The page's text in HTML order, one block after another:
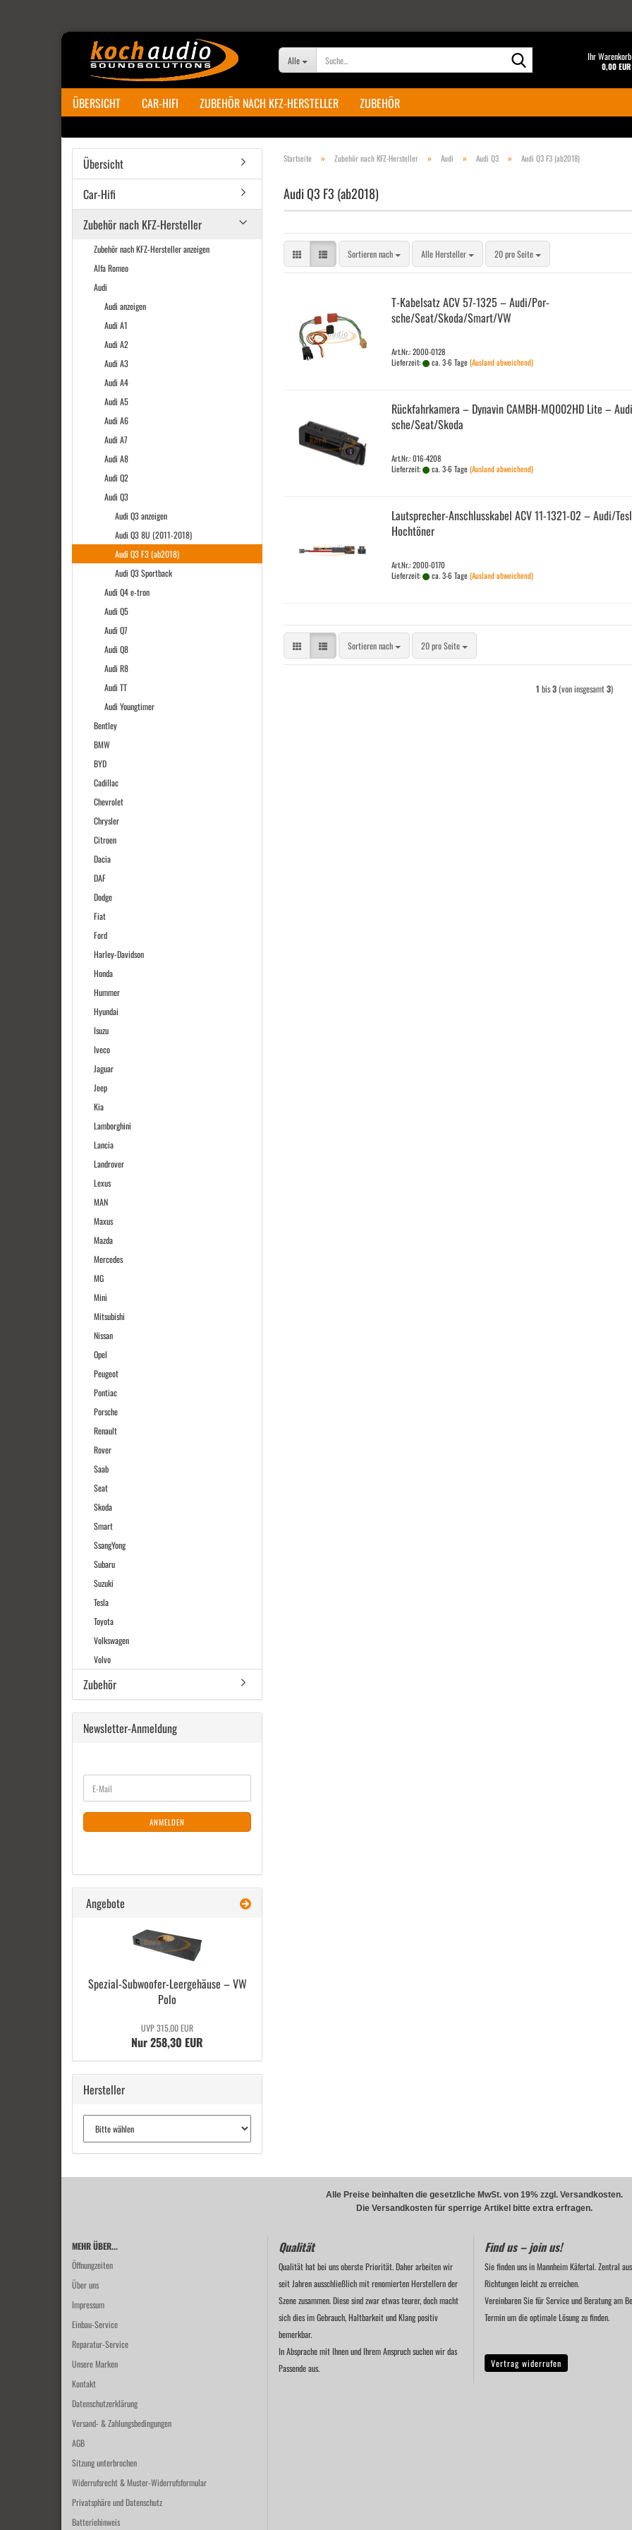
Alle Ihr Warenkorb
0,00 EUR
ÜBERSICHT CAR-HIFI ZUBEHÖR NACH KFZ-HERSTELLER ZUBEHÖR
Startseite » Zubehör nach KFZ-Hersteller » Audi » Audi Q3 » Audi Q3 F3 (ab2018)
Audi Q3 F3 (ab2018)
Sortieren nach
Sortieren nach Alle Hersteller 20 pro Seite
pro Seite
T-​Ka­bel­satz ACV 57-​1325 – Audi/Por­
sche/Seat/Skoda/Smart/VW
Art.Nr.: 2000-0128
Lieferzeit:
ca. 3-6 Tage(Ausland abweichend)
Rück­fahr­ka­me­ra – Dy­na­vin CAMBH-​​MQ002HD Lite –
sche/Seat/Skoda
Art.Nr.: 016-4208
Lieferzeit:
ca. 3-6 Tage(Ausland abweichend)
Lautsprecher-​​An­schluss­ka­bel ACV 11-​1321-​02 – Audi/
Hoch­tö­ner
Art.Nr.: 2000-0170
Lieferzeit:
ca. 3-6 Tage(Ausland abweichend)
Sortieren nach
Sortieren nach 20 pro Seite
pro Seite
1 bis3 (von insgesamt3)
Übersicht
Car-Hifi
Zubehör nach KFZ-Hersteller
Zubehör nach KFZ-Hersteller anzeigen
Alfa Romeo
Audi
Audi anzeigen
Audi A1
Audi A2
Audi A3
Audi A4
Audi A5
Audi A6
Audi A7
Audi A8
Audi Q2
Audi Q3
Audi Q3 anzeigen
Audi Q3 8U (2011-2018)
Audi Q3 F3 (ab2018)
Audi Q3 Sportback
Audi Q4 e-tron
Audi Q5
Audi Q7
Audi Q8
Audi R8
Audi TT
Audi Youngtimer
Bentley
BMW
BYD
Cadillac
Chevrolet
Chrysler
Citroen
Dacia
DAF
Dodge
Fiat
Ford
Harley-Davidson
Honda
Hummer
Hyundai
Isuzu
Iveco
Jaguar
Jeep
Kia
Lamborghini
Lancia
Landrover
Lexus
MAN
Maxus
Mazda
Mercedes
MG
Mini
Mitsubishi
Nissan
Opel
Peugeot
Pontiac
Porsche
Renault
Rover
Saab
Seat
Skoda
Smart
SsangYong
Subaru
Suzuki
Tesla
Toyota
Volkswagen
Volvo
Zubehör
Newsletter-Anmeldung
ZUR
NEWSLETTER-
ANMELDUNG
E-
Mail
ANMELDEN
Angebote
Spezial-​Subwoofer-Leergehäuse – VW
Polo
UVP 315,00 EUR
Nur 258,30 EUR
Hersteller
Alle Preise beinhalten die gesetzliche MwSt. von 19% zzgl. Versandkosten.
Die Versandkosten für sperrige Artikel bitte extra erfragen.
MEHR ÜBER...
Öffnungzeiten
Über uns
Impressum
Einbau-Service
Reparatur-Service
Unsere Marken
Kontakt
Datenschutzerklärung
Versand- & Zahlungsbedingungen
AGB
Sitzung unterbrochen
Widerrufsrecht & Muster-Widerrufsformular
Privatsphäre und Datenschutz
Batteriehinweis
Qualität
Qualität hat bei uns oberste Priorität. Daher arbeiten wir
seit Jahren ausschließlich mit renomierten Herstellern der
Szene zusammen. Diese sind zwar etwas teurer, doch macht
sich dies im Gebrauch, Haltbarkeit und Klang positiv
bemerkbar.
In Absprache mit Ihnen und Ihrem Anspruch suchen wir das
Passende aus.
Find us – join us!
Sie finden uns in Mannheim Käfertal. Zentral
Richtungen leicht zu erreichen.
Vereinbaren Sie für Service und Beratung am
Termin um die optimale Lösung zu finden.
Vertrag widerrufen